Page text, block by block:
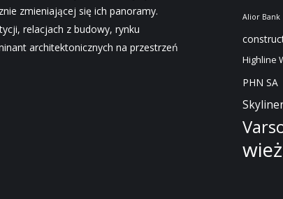
zmieniającej się ich panoramy.
relacjach z budowy, rynku
architektonicznych na przestrzeń
Alior Bank
Highline
PHN SA